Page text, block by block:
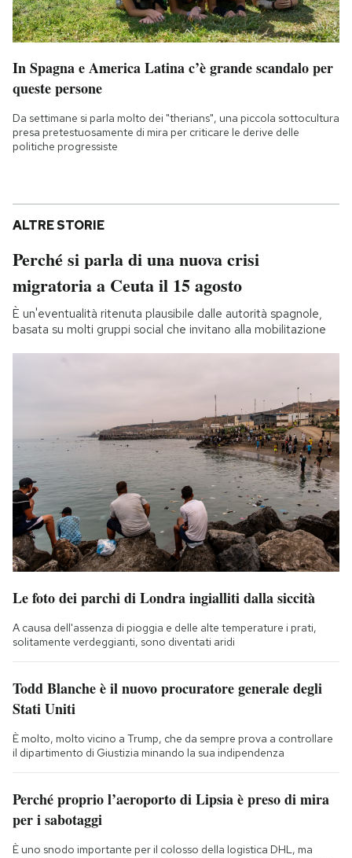
In Spagna e America Latina c’è grande scandalo per
queste persone
Da settimane si parla molto dei "therians", una piccola sottocultura
presa pretestuosamente di mira per criticare le derive delle
politiche progressiste
ALTRE STORIE
Perché si parla di una nuova crisi
migratoria a Ceuta il 15 agosto
È un'eventualità ritenuta plausibile dalle autorità spagnole,
basata su molti gruppi social che invitano alla mobilitazione
Le foto dei parchi di Londra ingialliti dalla siccità
A causa dell'assenza di pioggia e delle alte temperature i prati,
solitamente verdeggianti, sono diventati aridi
Todd Blanche è il nuovo procuratore generale degli
Stati Uniti
È molto, molto vicino a Trump, che da sempre prova a controllare
il dipartimento di Giustizia minando la sua indipendenza
Perché proprio l’aeroporto di Lipsia è preso di mira
per i sabotaggi
È uno snodo importante per il colosso della logistica DHL, ma